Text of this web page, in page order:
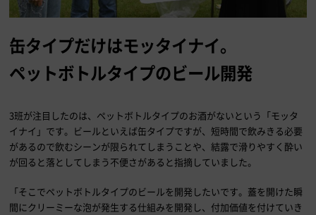
缶タイプだけはモッタイナイ。
ペットボトルタイプのビール開発
3班が注目したのは、ペットボトルタイプのお酒がないという「モッタ
イナイ」です。ビールといえば缶タイプですが、短時間で飲みきる必要
があるので飲むシーンが限られてしまうことや、結露で滑りやすく酔い
が回ると落としてしまう不便さがあると指摘していました。
「そこでペットボトルタイプのビールを開発したいです。蓋を開けた瞬
間にクリーミーな泡が発生する仕組みを開発し、付加価値を付けていき